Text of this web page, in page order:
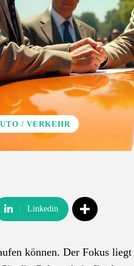
/ VERKEHR
Linkedin
können. Der Fokus liegt